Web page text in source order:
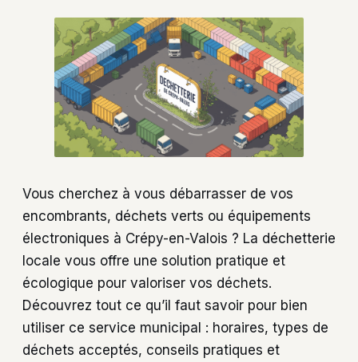
Vous cherchez à vous débarrasser de vos
encombrants, déchets verts ou équipements
électroniques à Crépy-en-Valois ? La déchetterie
locale vous offre une solution pratique et
écologique pour valoriser vos déchets.
Découvrez tout ce qu’il faut savoir pour bien
utiliser ce service municipal : horaires, types de
déchets acceptés, conseils pratiques et